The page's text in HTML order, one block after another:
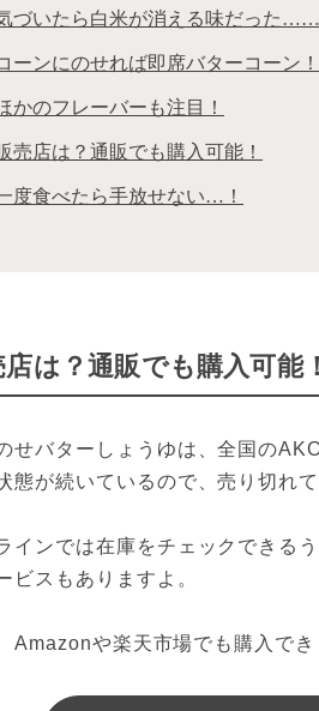
づいたら白米が消える味だった……
ーンにのせれば即席バターコーン！
かのフレーバーも注目！
売店は？通販でも購入可能！
度食べたら手放せない…！
店は？通販でも購入可能！
せバターしょうゆは、全国の
態が続いているので、売り切れ
インでは在庫をチェックできる
ビスもありますよ。
Amazonや楽天市場でも購入でき